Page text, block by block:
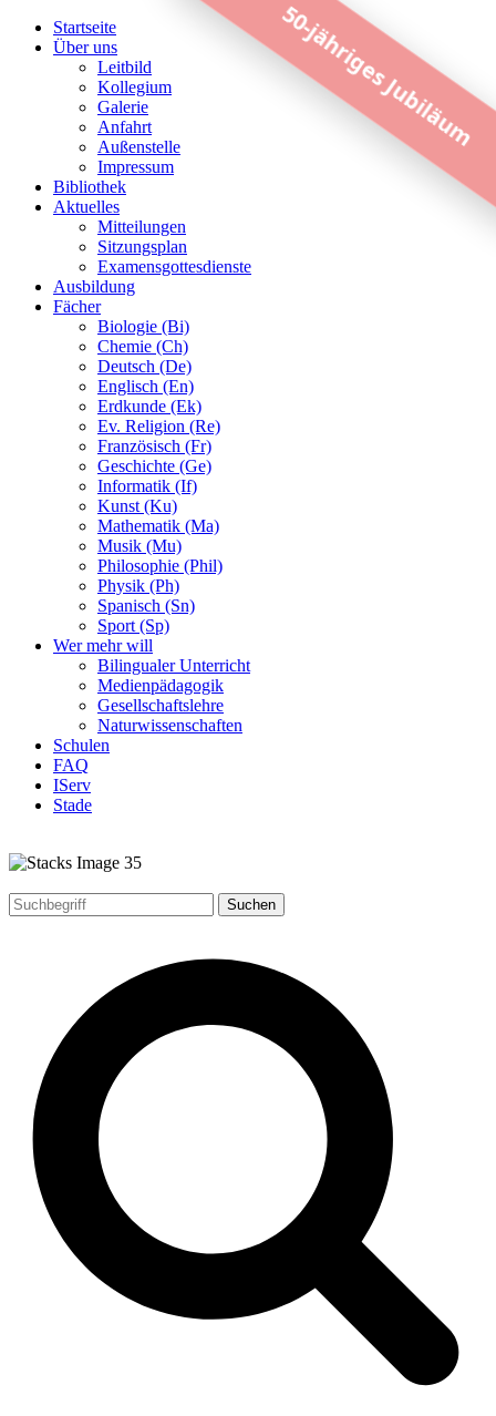
Startseite
Über uns
Leitbild
Kollegium
Galerie
Anfahrt
Außenstelle
Impressum
Bibliothek
Aktuelles
Mitteilungen
Sitzungsplan
Examensgottesdienste
Ausbildung
Fächer
Biologie (Bi)
Chemie (Ch)
Deutsch (De)
Englisch (En)
Erdkunde (Ek)
Ev. Religion (Re)
Französisch (Fr)
Geschichte (Ge)
Informatik (If)
Kunst (Ku)
Mathematik (Ma)
Musik (Mu)
Philosophie (Phil)
Physik (Ph)
Spanisch (Sn)
Sport (Sp)
Wer mehr will
Bilingualer Unterricht
Medienpädagogik
Gesellschaftslehre
Naturwissenschaften
Schulen
FAQ
IServ
Stade
50-jähriges Jubiläum
Suchen